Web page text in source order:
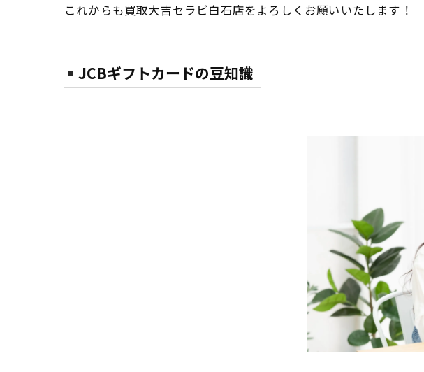
これからも買取大吉セラビ白石店をよろしくお願いいたします！
JCBギフトカードの豆知識